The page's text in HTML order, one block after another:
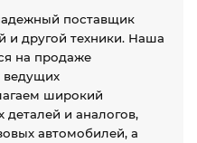
поставщик
и другой техники. Наша
на продаже
ведущих
широкий
деталей и аналогов,
автомобилей, а